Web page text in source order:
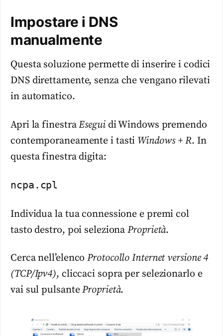
Impostare i DNS
manualmente
Questa soluzione permette di inserire i codici
DNS direttamente, senza che vengano rilevati
in automatico.
Apri la finestraEseguidi Windows premendo
contemporaneamente i tasti Windows + R. In
questa finestra digita:
ncpa.cpl
Individua la tua connessione e premi col
tasto destro, poi selezionaProprietà.
Cerca nell’elencoProtocollo Internet versione 4
(TCP/Ipv4), cliccaci sopra per selezionarlo e
vai sul pulsanteProprietà.